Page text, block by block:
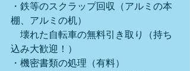
・鉄等のスクラップ回収（アルミの本
棚、アルミの机）
壊れた自転車の無料引き取り（持ち
込み大歓迎！）
・機密書類の処理（有料）